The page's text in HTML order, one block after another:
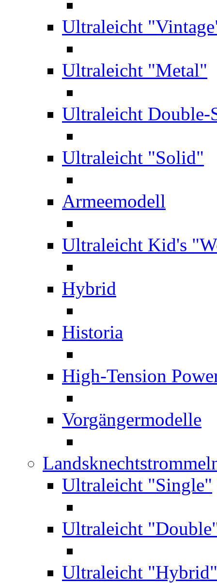
Ultraleicht
Ultraleicht "Metal"
Ultraleicht Double-
Ultraleicht "Solid"
Armeemodell
Ultraleicht Kid's
Hybrid
Historia
High-Tension
Vorgängermodelle
Ultraleicht "Single"
Ultraleicht
Ultraleicht "Hybrid"